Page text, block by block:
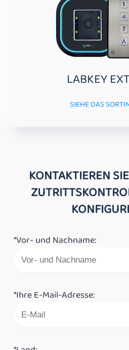
LABKEY
SIEHE DAS
KONTAKTIEREN
*Vor- und Nachname:
*Ihre E-Mail-Adresse: